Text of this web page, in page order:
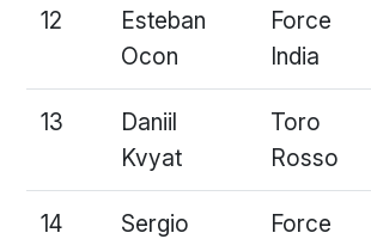
12
Esteban
Ocon
Force
India
13
Daniil
Kvyat
Toro
Rosso
14
Sergio
Force